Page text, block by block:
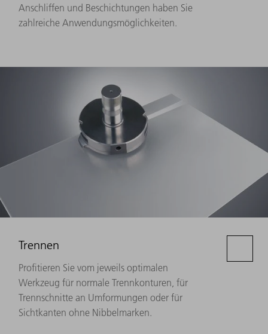
Anschliffen und Beschichtungen haben Sie
zahlreiche Anwendungsmöglichkeiten.
Trennen
Profitieren Sie vom jeweils optimalen
Werkzeug für normale Trennkonturen, für
Trennschnitte an Umformungen oder für
Sichtkanten ohne Nibbelmarken.